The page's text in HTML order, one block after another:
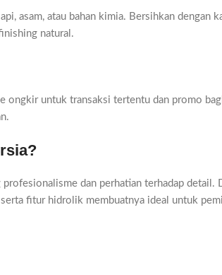
asam, atau bahan kimia. Bersihkan
natural.
untuk transaksi tertentu dan promo
dan perhatian terhadap detail.
fitur hidrolik membuatnya ideal untuk